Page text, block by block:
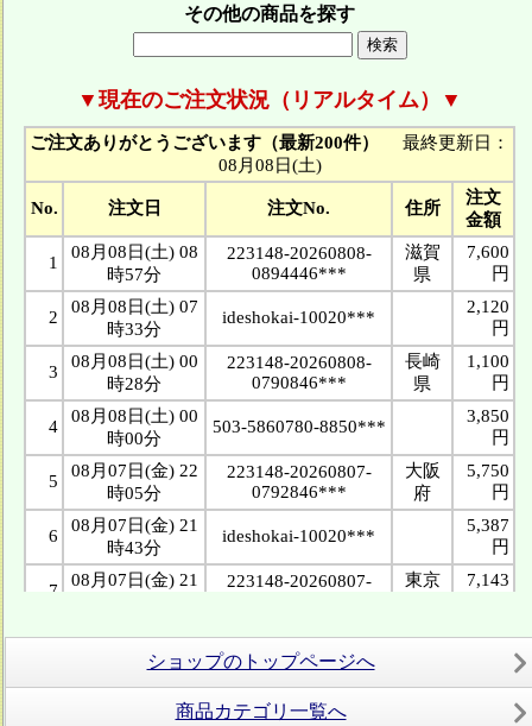
その他の商品を探す
▼現在のご注文状況（リアルタイム）▼
ショップのトップページへ
商品カテゴリ一覧へ